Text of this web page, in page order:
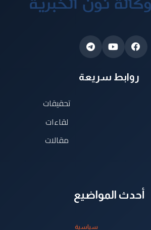
روابط سريعة
تحقيقات
لقاءات
مقالات
أحدث المواضيع
سياسية